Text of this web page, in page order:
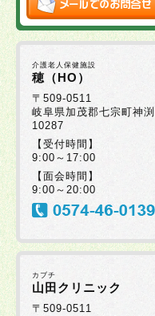
介護老人保健施設
穂（HO）
〒509-0511
岐阜県加茂郡七宗町神渕
10287
【受付時間】
9:00～17:00
【面会時間】
9:00～20:00
カブチ
山田クリニック
〒509-0511